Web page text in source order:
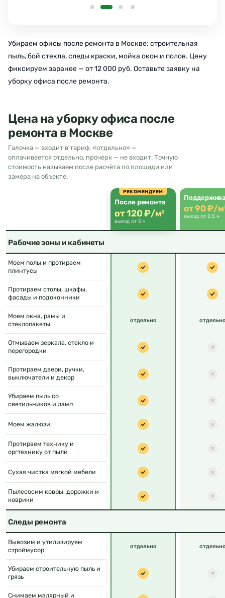
Убираем офисы после ремонта в Москве: строительная
пыль, бой стекла, следы краски, мойка окон и полов. Цену
фиксируем заранее — от 12 000 руб. Оставьте заявку на
уборку офиса после ремонта.
Цена на уборку офиса после
ремонта в Москве
Галочка — входит в тариф, «отдельно» —
оплачивается отдельно, прочерк — не входит. Точную
стоимость называем после расчёта по площади или
замера на объекте.
РЕКОМЕНДУЕМ
После ремонта
от 120 ₽/м²
выезд от 5 ч
от 90 ₽/
выезд от 2,5 ч
Рабочие зоны и кабинеты
Моем полы и протираем
плинтусы
Протираем столы, шкафы,
фасады и подоконники
Моем окна, рамы и
стеклопакеты
отдельно
Отмываем зеркала, стекло и
перегородки
Протираем двери, ручки,
выключатели и декор
Убираем пыль со
светильников и ламп
Моем жалюзи
Протираем технику и
оргтехнику от пыли
Сухая чистка мягкой мебели
Пылесосим ковры, дорожки и
коврики
Следы ремонта
Вывозим и утилизируем
строймусор
отдельно
Убираем строительную пыль и
грязь
Снимаем малярный и